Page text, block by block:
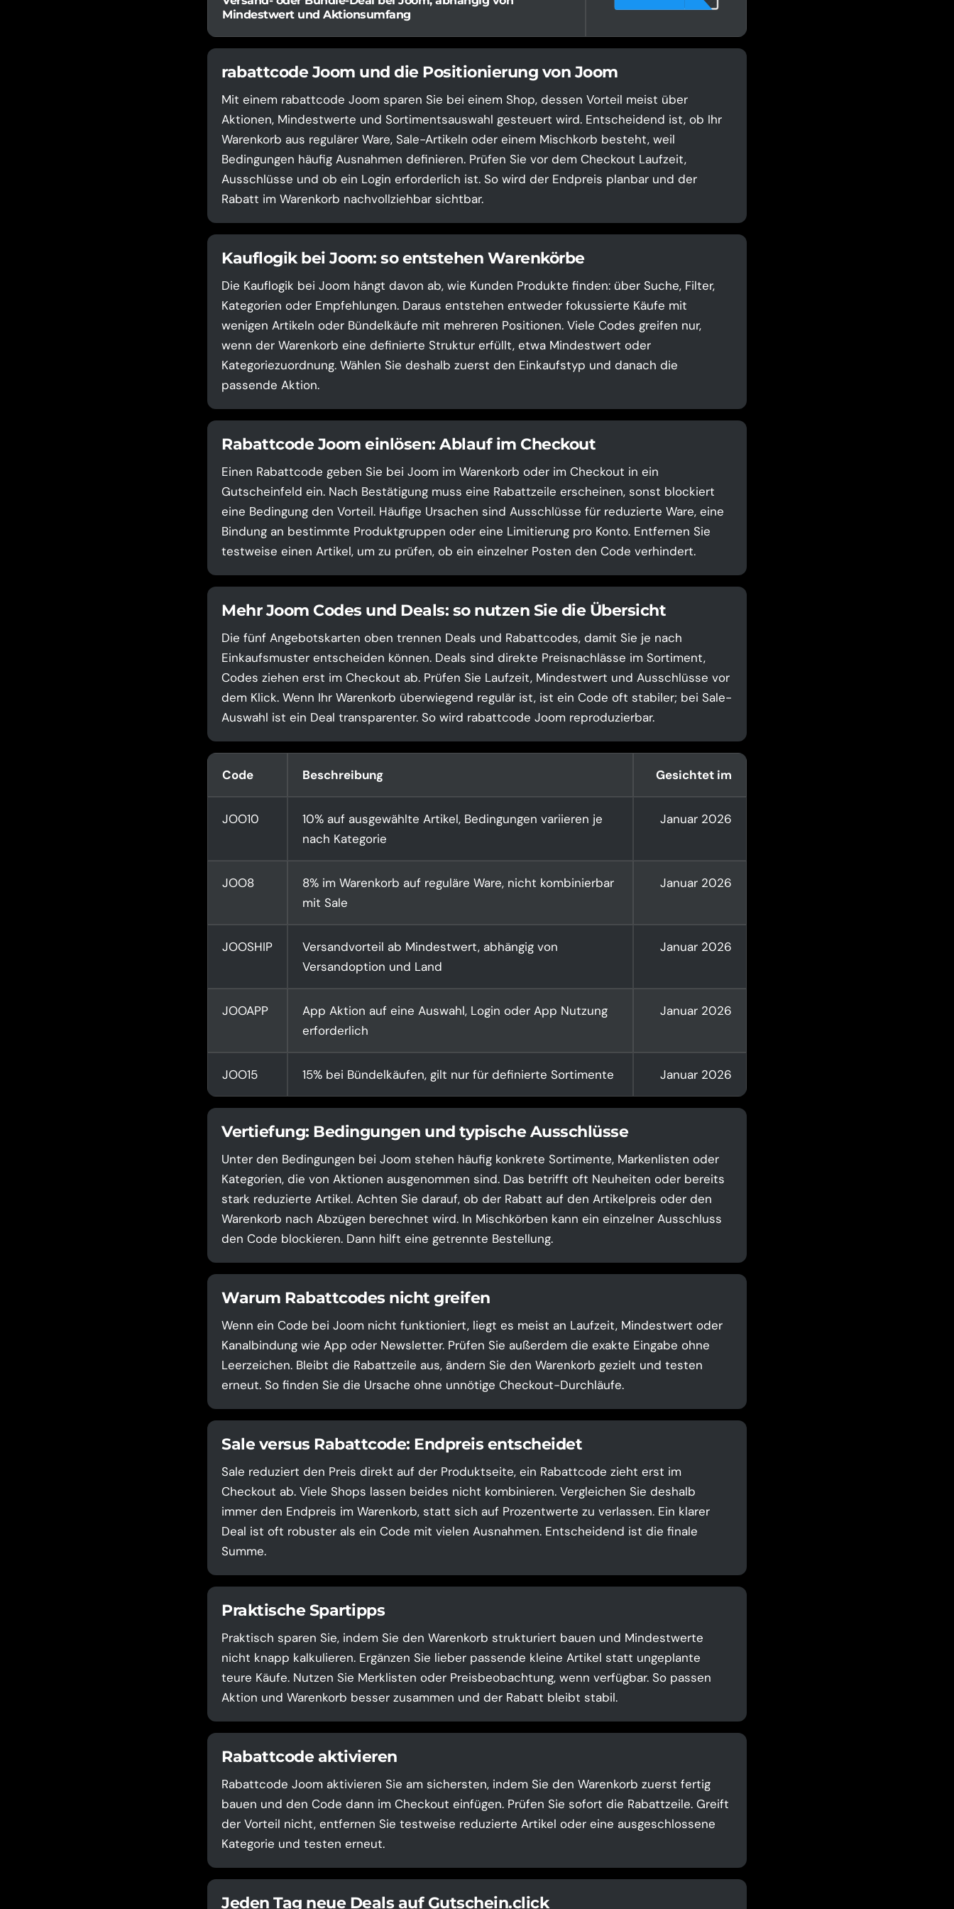
Mindestwert und Aktionsumfang
rabattcode Joom und die Positionierung von Joom
Mit einem rabattcode Joom sparen Sie bei einem Shop, dessen Vorteil meist über
Aktionen, Mindestwerte und Sortimentsauswahl gesteuert wird. Entscheidend ist, ob Ihr
Warenkorb aus regulärer Ware, Sale-Artikeln oder einem Mischkorb besteht, weil
Bedingungen häufig Ausnahmen definieren. Prüfen Sie vor dem Checkout Laufzeit,
Ausschlüsse und ob ein Login erforderlich ist. So wird der Endpreis planbar und der
Rabatt im Warenkorb nachvollziehbar sichtbar.
Kauflogik bei Joom: so entstehen Warenkörbe
Die Kauflogik bei Joom hängt davon ab, wie Kunden Produkte finden: über Suche, Filter,
Kategorien oder Empfehlungen. Daraus entstehen entweder fokussierte Käufe mit
wenigen Artikeln oder Bündelkäufe mit mehreren Positionen. Viele Codes greifen nur,
wenn der Warenkorb eine definierte Struktur erfüllt, etwa Mindestwert oder
Kategoriezuordnung. Wählen Sie deshalb zuerst den Einkaufstyp und danach die
passende Aktion.
Rabattcode Joom einlösen: Ablauf im Checkout
Einen Rabattcode geben Sie bei Joom im Warenkorb oder im Checkout in ein
Gutscheinfeld ein. Nach Bestätigung muss eine Rabattzeile erscheinen, sonst blockiert
eine Bedingung den Vorteil. Häufige Ursachen sind Ausschlüsse für reduzierte Ware, eine
Bindung an bestimmte Produktgruppen oder eine Limitierung pro Konto. Entfernen Sie
testweise einen Artikel, um zu prüfen, ob ein einzelner Posten den Code verhindert.
Mehr Joom Codes und Deals: so nutzen Sie die Übersicht
Die fünf Angebotskarten oben trennen Deals und Rabattcodes, damit Sie je nach
Einkaufsmuster entscheiden können. Deals sind direkte Preisnachlässe im Sortiment,
Codes ziehen erst im Checkout ab. Prüfen Sie Laufzeit, Mindestwert und Ausschlüsse vor
dem Klick. Wenn Ihr Warenkorb überwiegend regulär ist, ist ein Code oft stabiler; bei Sale-
Auswahl ist ein Deal transparenter. So wird rabattcode Joom reproduzierbar.
Code Beschreibung Gesichtet im
JOO10
10% auf ausgewählte Artikel, Bedingungen variieren je
nach Kategorie
Januar 2026
JOO8
8% im Warenkorb auf reguläre Ware, nicht kombinierbar
mit Sale
Januar 2026
JOOSHIP
Versandvorteil ab Mindestwert, abhängig von
Versandoption und Land
Januar 2026
JOOAPP
App Aktion auf eine Auswahl, Login oder App Nutzung
erforderlich
Januar 2026
JOO15 15% bei Bündelkäufen, gilt nur für definierte Sortimente Januar 2026
Vertiefung: Bedingungen und typische Ausschlüsse
Unter den Bedingungen bei Joom stehen häufig konkrete Sortimente, Markenlisten oder
Kategorien, die von Aktionen ausgenommen sind. Das betrifft oft Neuheiten oder bereits
stark reduzierte Artikel. Achten Sie darauf, ob der Rabatt auf den Artikelpreis oder den
Warenkorb nach Abzügen berechnet wird. In Mischkörben kann ein einzelner Ausschluss
den Code blockieren. Dann hilft eine getrennte Bestellung.
Warum Rabattcodes nicht greifen
Wenn ein Code bei Joom nicht funktioniert, liegt es meist an Laufzeit, Mindestwert oder
Kanalbindung wie App oder Newsletter. Prüfen Sie außerdem die exakte Eingabe ohne
Leerzeichen. Bleibt die Rabattzeile aus, ändern Sie den Warenkorb gezielt und testen
erneut. So finden Sie die Ursache ohne unnötige Checkout-Durchläufe.
Sale versus Rabattcode: Endpreis entscheidet
Sale reduziert den Preis direkt auf der Produktseite, ein Rabattcode zieht erst im
Checkout ab. Viele Shops lassen beides nicht kombinieren. Vergleichen Sie deshalb
immer den Endpreis im Warenkorb, statt sich auf Prozentwerte zu verlassen. Ein klarer
Deal ist oft robuster als ein Code mit vielen Ausnahmen. Entscheidend ist die finale
Summe.
Praktische Spartipps
Praktisch sparen Sie, indem Sie den Warenkorb strukturiert bauen und Mindestwerte
nicht knapp kalkulieren. Ergänzen Sie lieber passende kleine Artikel statt ungeplante
teure Käufe. Nutzen Sie Merklisten oder Preisbeobachtung, wenn verfügbar. So passen
Aktion und Warenkorb besser zusammen und der Rabatt bleibt stabil.
Rabattcode aktivieren
Rabattcode Joom aktivieren Sie am sichersten, indem Sie den Warenkorb zuerst fertig
bauen und den Code dann im Checkout einfügen. Prüfen Sie sofort die Rabattzeile. Greift
der Vorteil nicht, entfernen Sie testweise reduzierte Artikel oder eine ausgeschlossene
Kategorie und testen erneut.
Jeden Tag neue Deals auf Gutschein.click